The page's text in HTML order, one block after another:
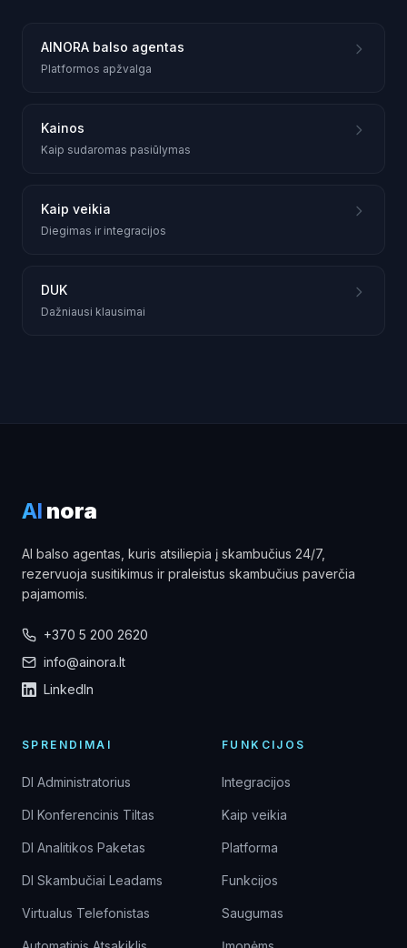
AINORA balso agentas
Platformos apžvalga
Kainos
Kaip sudaromas pasiūlymas
Kaip veikia
Diegimas ir integracijos
DUK
Dažniausi klausimai
AI nora
AI balso agentas, kuris atsiliepia į skambučius 24/7,
rezervuoja susitikimus ir praleistus skambučius paverčia
pajamomis.
+370 5 200 2620
info@ainora.lt
LinkedIn
SPRENDIMAI
DI Administratorius
DI Konferencinis Tiltas
DI Analitikos Paketas
DI Skambučiai Leadams
Virtualus Telefonistas
FUNKCIJOS
Integracijos
Kaip veikia
Platforma
Funkcijos
Saugumas